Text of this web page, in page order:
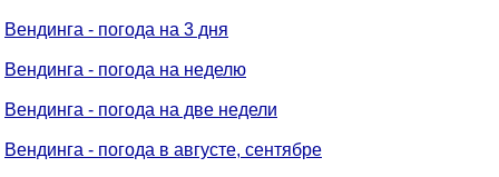
Вендинга - погода на 3 дня
Вендинга - погода на неделю
Вендинга - погода на две недели
Вендинга - погода в августе, сентябре